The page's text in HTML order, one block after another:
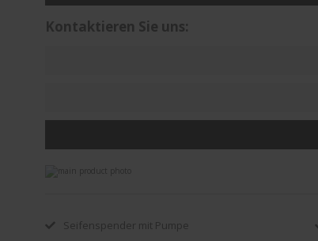
Kontaktieren Sie uns:
Zum
springenSeifenspender mit Pumpe